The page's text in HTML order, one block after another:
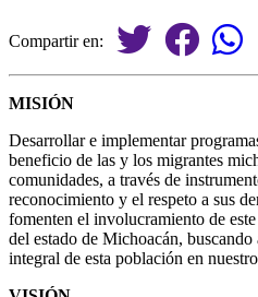
Compartir en:
MISIÓN
Desarrollar e implementar
beneficio de las y los migrantes
comunidades, a través de
reconocimiento y el respeto a sus
fomenten el involucramiento de
del estado de Michoacán,
integral de esta población en